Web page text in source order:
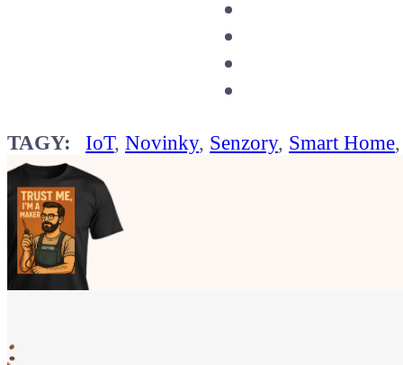
TAGY: IoT,Novinky, Senzory, Smart Home
že jsi Maker!